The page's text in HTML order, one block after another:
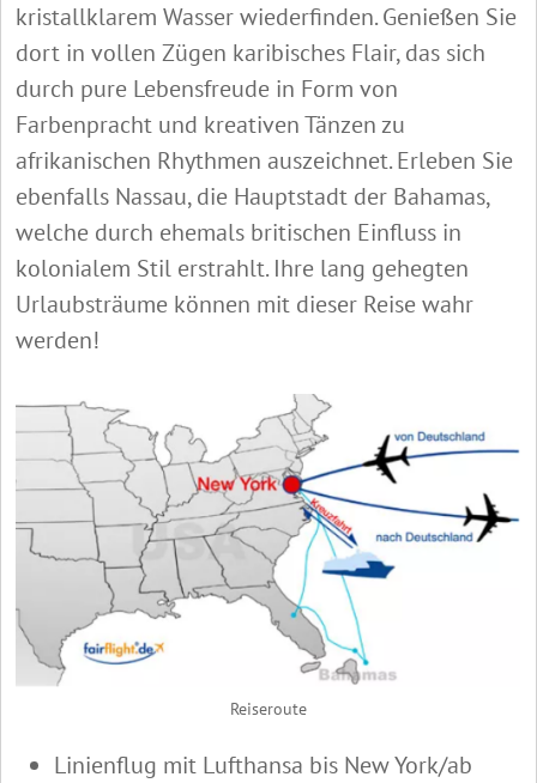
kristallklarem Wasser wiederfinden. Genießen Sie
dort in vollen Zügen karibisches Flair, das sich
durch pure Lebensfreude in Form von
Farbenpracht und kreativen Tänzen zu
afrikanischen Rhythmen auszeichnet. Erleben Sie
ebenfalls Nassau, die Hauptstadt der Bahamas,
welche durch ehemals britischen Einfluss in
kolonialem Stil erstrahlt. Ihre lang gehegten
Urlaubsträume können mit dieser Reise wahr
werden!
Reiseroute
Linienflug mit Lufthansa bis New York/ab